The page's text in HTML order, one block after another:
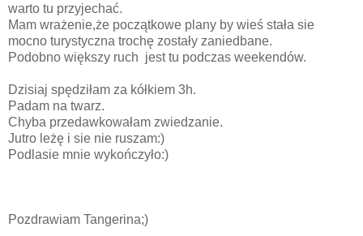
warto tu przyjechać.
Mam wrażenie,że początkowe plany by wieś stała sie
mocno turystyczna trochę zostały zaniedbane.
Podobno większy ruch jest tu podczas weekendów.
Dzisiaj spędziłam za kółkiem 3h.
Padam na twarz.
Chyba przedawkowałam zwiedzanie.
Jutro leżę i sie nie ruszam:)
Podlasie mnie wykończyło:)
Pozdrawiam Tangerina;)